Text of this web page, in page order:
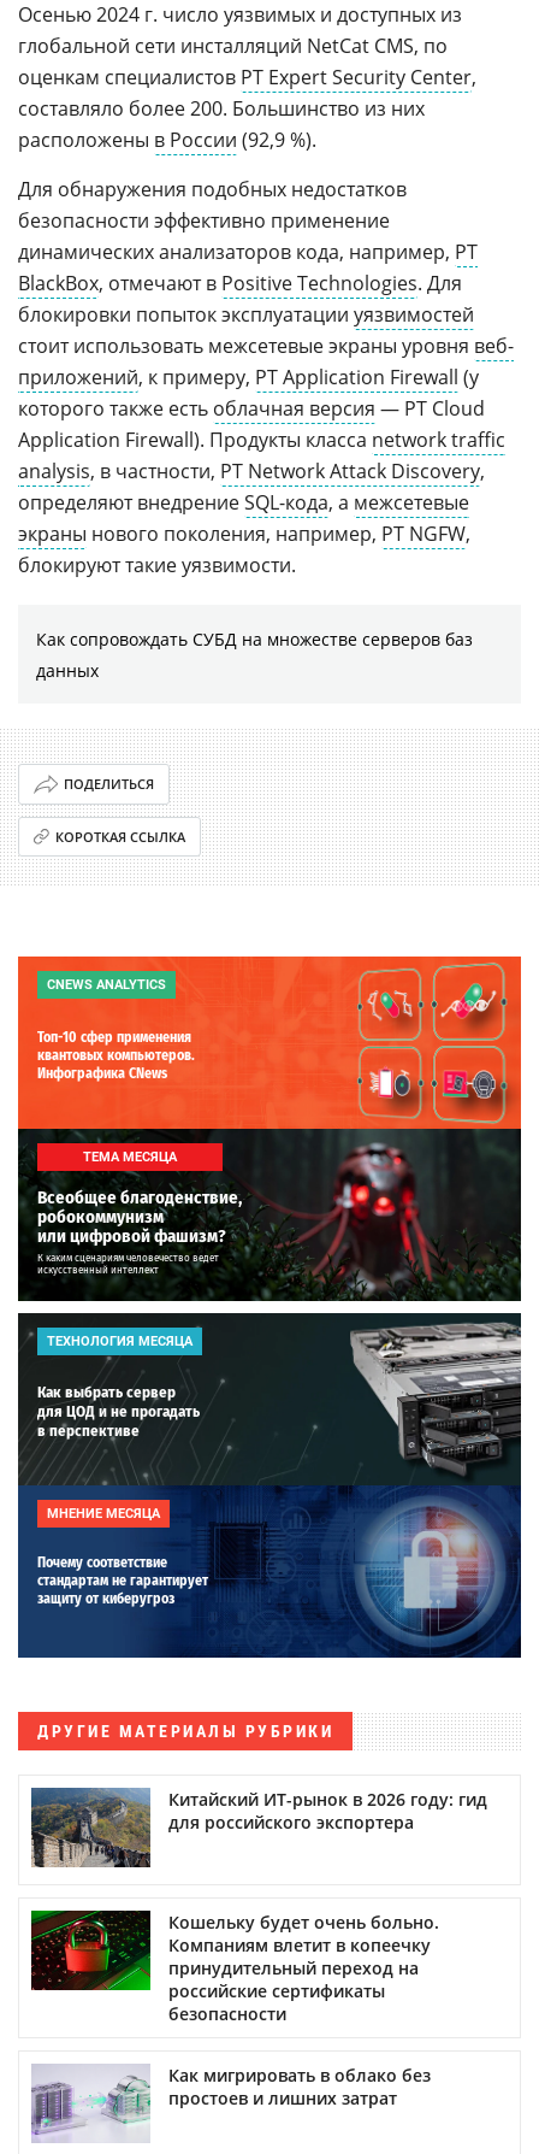
Осенью 2024 г. число уязвимых и доступных из
глобальной сети инсталляций NetCat CMS, по
оценкам специалистов PT Expert Security Center,
составляло более 200. Большинство из них
расположены в России (92,9 %).
Для обнаружения подобных недостатков
безопасности эффективно применение
динамических анализаторов кода, например, PT
BlackBox, отмечают в Positive Technologies. Для
блокировки попыток эксплуатации уязвимостей
стоит использовать межсетевые экраны уровня веб-
приложений, к примеру, PT Application Firewall (у
которого также есть облачная версия — PT Cloud
Application Firewall). Продукты класса network traffic
analysis, в частности, PT Network Attack Discovery,
определяют внедрениеSQL-кода, а межсетевые
экраны нового поколения, например, PT NGFW,
блокируют такие уязвимости.
Как сопровождать СУБД на множестве серверов баз
данных
ПОДЕЛИТЬСЯ
КОРОТКАЯ ССЫЛКА
CNEWS ANALYTICS
Топ-10 сфер применения
квантовых компьютеров.
Инфографика CNews
ТЕМА МЕСЯЦА
Всеобщее благоденствие,
робокоммунизм
или цифровой фашизм?
К каким сценариям человечество ведет
искусственный интеллект
ТЕХНОЛОГИЯ МЕСЯЦА
Как выбрать сервер
для ЦОД и не прогадать
в перспективе
МНЕНИЕ МЕСЯЦА
Почему соответствие
стандартам не гарантирует
защиту от киберугроз
ДРУГИЕ МАТЕРИАЛЫ РУБРИКИ
Китайский ИТ-рынок в 2026 году: гид
для российского экспортера
Кошельку будет очень больно.
Компаниям влетит в копеечку
принудительный переход на
российские сертификаты
безопасности
Как мигрировать в облако без
простоев и лишних затрат